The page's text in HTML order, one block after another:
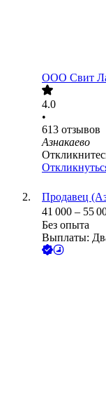
ООО Свит
4.0
•
613 отзывов
Азнакаево
Продавец
41 000 – 55
Без опыта
Выплаты: